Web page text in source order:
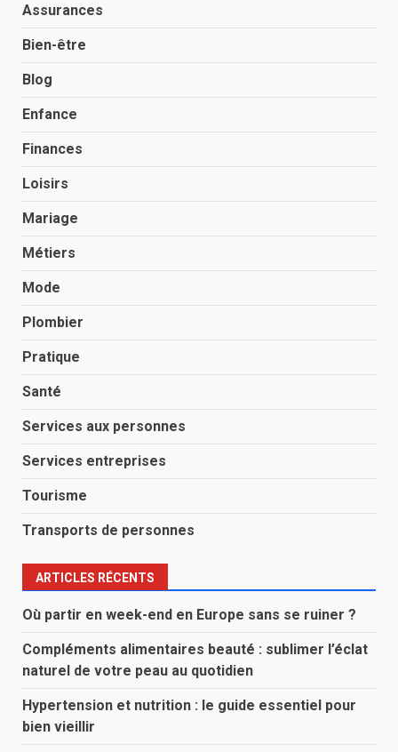
Assurances
Bien-être
Blog
Enfance
Finances
Loisirs
Mariage
Métiers
Mode
Plombier
Pratique
Santé
Services aux personnes
Services entreprises
Tourisme
Transports de personnes
ARTICLES RÉCENTS
Où partir en week-end en Europe sans se ruiner ?
Compléments alimentaires beauté : sublimer l’éclat
naturel de votre peau au quotidien
Hypertension et nutrition : le guide essentiel pour
bien vieillir